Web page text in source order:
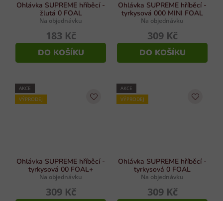
Ohlávka SUPREME hříběcí -
žlutá 0 FOAL
Na objednávku
183 Kč
DO KOŠÍKU
Ohlávka SUPREME hříběcí -
tyrkysová 000 MINI FOAL
Na objednávku
309 Kč
DO KOŠÍKU
AKCE
VÝPRODEJ
Ohlávka SUPREME hříběcí -
tyrkysová 00 FOAL+
Na objednávku
309 Kč
AKCE
VÝPRODEJ
Ohlávka SUPREME hříběcí -
tyrkysová 0 FOAL
Na objednávku
309 Kč